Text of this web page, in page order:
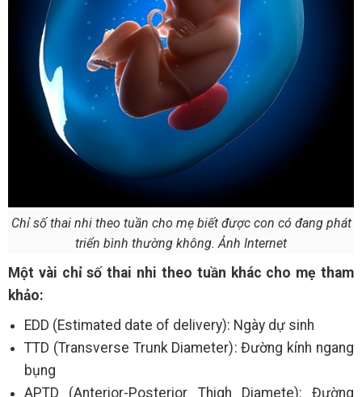
Chỉ số thai nhi theo tuần cho mẹ biết được con có đang phát
triển bình thường không. Ảnh Internet
Một vài chỉ số thai nhi theo tuần khác cho mẹ tham
khảo:
EDD (Estimated date of delivery): Ngày dự sinh
TTD (Transverse Trunk Diameter): Đường kính ngang
bụng
APTD (Anterior-Posterior Thigh Diamete): Đường